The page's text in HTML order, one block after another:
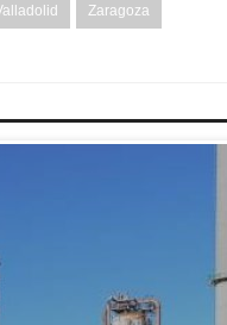
Zaragoza